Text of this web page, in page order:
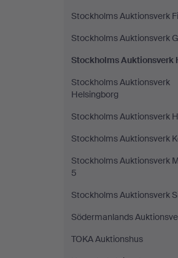
Stockholms Auktionsverk
Stockholms Auktionsverk
Stockholms Auktionsverk
Stockholms Auktionsverk
Helsingborg
Stockholms Auktionsverk
Stockholms Auktionsverk
Stockholms Auktionsverk
5
Stockholms Auktionsverk
Södermanlands
TOKA Auktionshus